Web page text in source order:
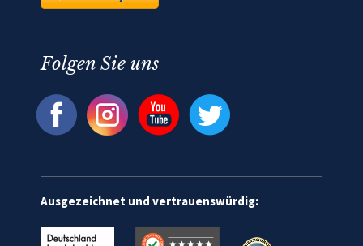
Folgen Sie uns
Ausgezeichnet und vertrauenswürdig: